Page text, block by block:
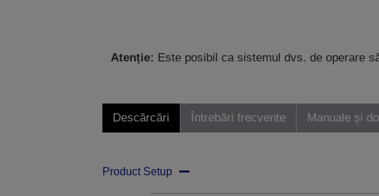
Atenție: Este posibil ca sistemul dvs. de operare
Descărcări Întrebări frecvente Manuale și
Product Setup